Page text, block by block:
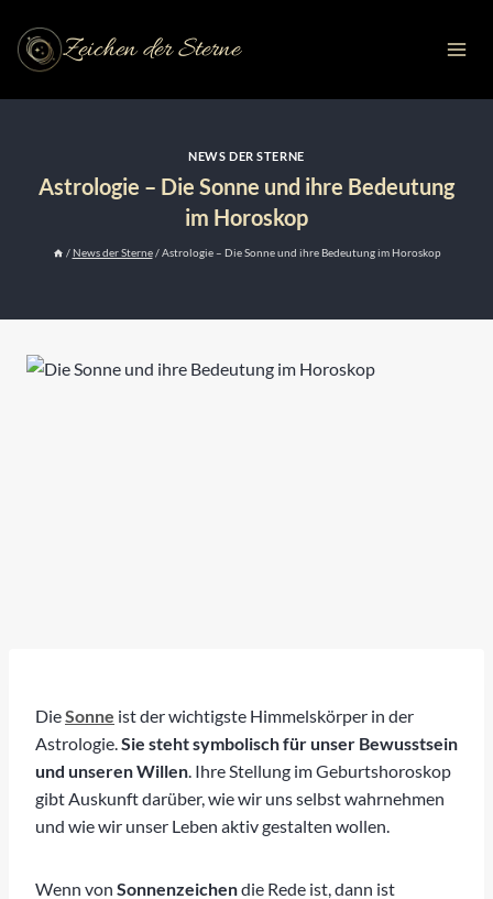
Inhalt
springenZeichen der Sterne
NEWS DER STERNE
Astrologie – Die Sonne und ihre Bedeutung
im Horoskop
/ News der Sterne / Astrologie – Die Sonne und ihre Bedeutung im Horoskop
DieSonne ist der wichtigste Himmelskörper in der
Astrologie. Sie steht symbolisch für unser Bewusstsein
und unseren Willen . Ihre Stellung im Geburtshoroskop
gibt Auskunft darüber, wie wir uns selbst wahrnehmen
und wie wir unser Leben aktiv gestalten wollen.
Wenn von Sonnenzeichendie Rede ist, dann ist